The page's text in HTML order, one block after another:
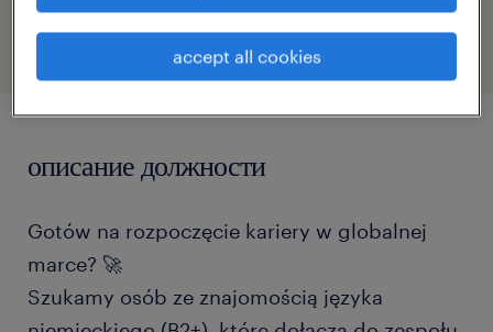
описание должности
Gotów na rozpoczęcie kariery w globalnej
marce? 🚀
Szukamy osób ze znajomością języka
accept all cookies